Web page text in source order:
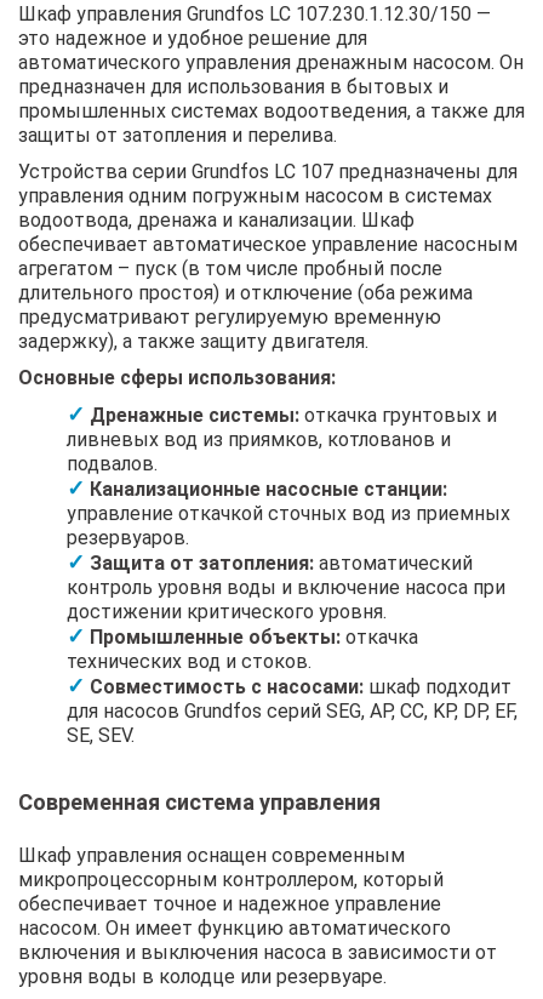
Шкаф управления Grundfos LC 107.230.1.12.30/150 —
это надежное и удобное решение для
автоматического управления дренажным насосом. Он
предназначен для использования в бытовых и
промышленных системах водоотведения, а также для
защиты от затопления и перелива.
Устройства серии Grundfos LC 107 предназначены для
управления одним погружным насосом в системах
водоотвода, дренажа и канализации. Шкаф
обеспечивает автоматическое управление насосным
агрегатом – пуск (в том числе пробный после
длительного простоя) и отключение (оба режима
предусматривают регулируемую временную
задержку), а также защиту двигателя.
Основные сферы использования:
Дренажные системы: откачка грунтовых и
ливневых вод из приямков, котлованов и
подвалов.
Канализационные насосные станции:
управление откачкой сточных вод из приемных
резервуаров.
Защита от затопления: автоматический
контроль уровня воды и включение насоса при
достижении критического уровня.
Промышленные объекты: откачка
технических вод и стоков.
Совместимость с насосами: шкаф подходит
для насосов Grundfos серий SEG, AP, CC, KP, DP, EF,
SE, SEV.
Современная система управления
Шкаф управления оснащен современным
микропроцессорным контроллером, который
обеспечивает точное и надежное управление
насосом. Он имеет функцию автоматического
включения и выключения насоса в зависимости от
уровня воды в колодце или резервуаре.